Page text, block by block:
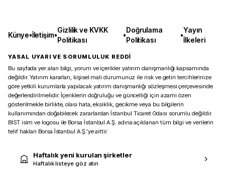
Künye•İletişim•
Gizlilik ve KVKK
Politikası
•
Doğrulama
Politikası
•
Yayın
İlkeleri
YASAL UYARI VE SORUMLULUK REDDİ
Bu sayfada yer alan bilgi, yorum ve içerikler yatırım danışmanlığı kapsamında
değildir. Yatırım kararları, kişisel mali durumunuz ile risk ve getiri tercihlerinize
göre yetkili kurumlarla yapılacak yatırım danışmanlığı sözleşmesi çerçevesinde
değerlendirilmelidir. İçeriklerin doğruluğu ve güncelliği için azami özen
gösterilmekle birlikte, olası hata, eksiklik, gecikme veya bu bilgilerin
kullanımından doğabilecek zararlardan İstanbul Ticaret Odası sorumlu değildir.
BIST isim ve logosu ile Borsa İstanbul A.Ş. adına açıklanan tüm bilgi ve verilerin
telif hakları Borsa İstanbul A.Ş.’ye aittir.
Haftalık yeni kurulan şirketler
Haftalık listeye göz atın